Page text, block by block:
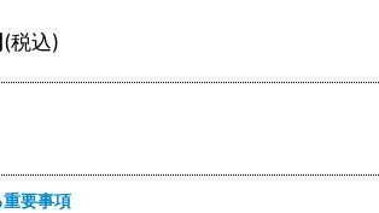
(税込)
要事項